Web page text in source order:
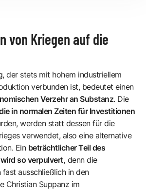
von Kriegen auf die
der stets mit hohem industriellem
verbunden ist, bedeutet einen
Verzehr an Substanz. Die
in normalen Zeiten für Investitionen
werden statt dessen für die
verwendet, also eine alternative
Ein beträchtlicher Teil des
so verpulvert, denn die
fast ausschließlich in den
Christian Suppanz im